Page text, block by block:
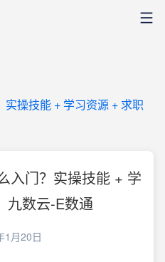
操技能 + 学习资源 + 求职
入门？实操技能 + 学
九数云-E数通
1月20日